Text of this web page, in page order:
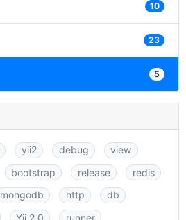
10
23
5
yii2 debug
view
bootstrap release
redis
mongodb http
db
Yii 2.0 runner